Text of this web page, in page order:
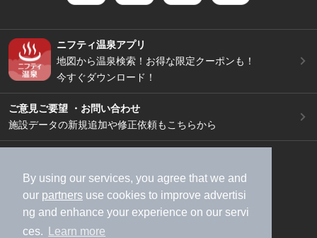
By using our services, you agree that we and
our partners use cookies to improve advertisi
ng and enhance your experience on our servi
ces.
Learn more
ニフティ温泉アプリ
地図から温泉検索！お得な限定クーポンも！
今すぐダウンロード！
ご意見ご要望 ・お問い合わせ
施設データの新規追加や修正依頼もこちらから
加盟店募集（資料請求）
広告出稿のご案内
利用規約
ライフスタイルMEMBERS+規約
特定商取引法に基づく表記
ヘルプ
採用情報
運営会社